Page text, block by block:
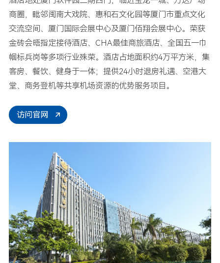
商圈，毗邻闽南大戏院、惠和石文化园等厦门市重点文化
交流空间、厦门国际会展中心及厦门佰翔会展中心。荣获
金砖会晤指定接待酒店、CHA最佳商旅酒店、全国五一巾
帼标兵岗等多项行业殊荣。酒店占地面积约4万平方米，集
客房、餐饮、健身于一体；提供24小时退房礼遇、空港大
堂、商务登机等共享机场资源的优势服务项目。
访问官网